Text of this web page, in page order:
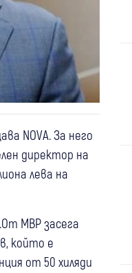
NOVA. За него
директор на
лева на
МВР засега
който е
от 50 хиляди